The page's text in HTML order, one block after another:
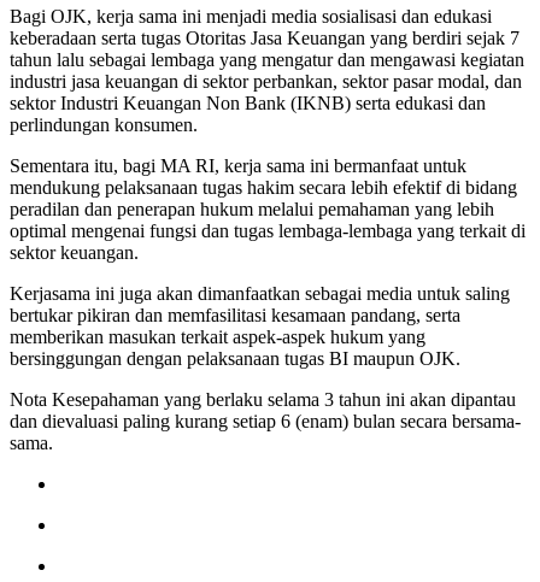
Bagi OJK, kerja sama ini menjadi media sosialisasi dan edukasi
keberadaan serta tugas Otoritas Jasa Keuangan yang berdiri sejak 7
tahun lalu sebagai lembaga yang mengatur dan mengawasi kegiatan
industri jasa keuangan di sektor perbankan, sektor pasar modal, dan
sektor Industri Keuangan Non Bank (IKNB) serta edukasi dan
perlindungan konsumen.
Sementara itu, bagi MA RI, kerja sama ini bermanfaat untuk
mendukung pelaksanaan tugas hakim secara lebih efektif di bidang
peradilan dan penerapan hukum melalui pemahaman yang lebih
optimal mengenai fungsi dan tugas lembaga-lembaga yang terkait di
sektor keuangan.
Kerjasama ini juga akan dimanfaatkan sebagai media untuk saling
bertukar pikiran dan memfasilitasi kesamaan pandang, serta
memberikan masukan terkait aspek-aspek hukum yang
bersinggungan dengan pelaksanaan tugas BI maupun OJK.
Nota Kesepahaman yang berlaku selama 3 tahun ini akan dipantau
dan dievaluasi paling kurang setiap 6 (enam) bulan secara bersama-
sama.